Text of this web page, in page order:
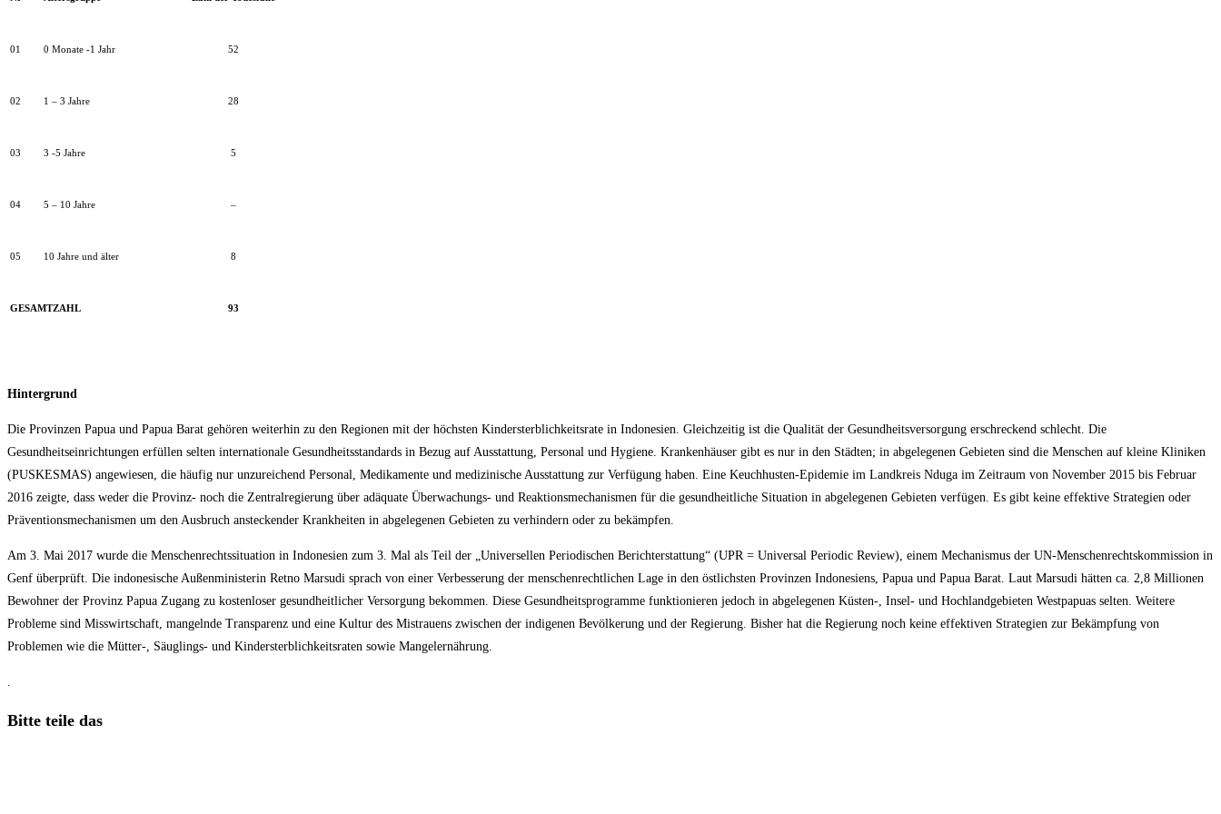
01 0 Monate -1 Jahr 52
02 1 – 3 Jahre 28
03 3 -5 Jahre 5
04 5 – 10 Jahre –
05 10 Jahre und älter 8
GESAMTZAHL 93
Hintergrund
Die Provinzen Papua und Papua Barat gehören weiterhin zu den Regionen mit der höchsten Kindersterblichkeitsrate in Indonesien. Gleichzeitig ist die Qualität der Gesundheitsversorgung erschreckend schlecht. Die
Gesundheitseinrichtungen erfüllen selten internationale Gesundheitsstandards in Bezug auf Ausstattung, Personal und Hygiene. Krankenhäuser gibt es nur in den Städten; in abgelegenen Gebieten sind die Menschen auf kleine Kliniken
(PUSKESMAS) angewiesen, die häufig nur unzureichend Personal, Medikamente und medizinische Ausstattung zur Verfügung haben. Eine Keuchhusten-Epidemie im Landkreis Nduga im Zeitraum von November 2015 bis Februar
2016 zeigte, dass weder die Provinz- noch die Zentralregierung über adäquate Überwachungs- und Reaktionsmechanismen für die gesundheitliche Situation in abgelegenen Gebieten verfügen. Es gibt keine effektive Strategien oder
Präventionsmechanismen um den Ausbruch ansteckender Krankheiten in abgelegenen Gebieten zu verhindern oder zu bekämpfen.
Am 3. Mai 2017 wurde die Menschenrechtssituation in Indonesien zum 3. Mal als Teil der „Universellen Periodischen Berichterstattung“ (UPR = Universal Periodic Review), einem Mechanismus der UN-Menschenrechtskommission in
Genf überprüft. Die indonesische Außenministerin Retno Marsudi sprach von einer Verbesserung der menschenrechtlichen Lage in den östlichsten Provinzen Indonesiens, Papua und Papua Barat. Laut Marsudi hätten ca. 2,8 Millionen
Bewohner der Provinz Papua Zugang zu kostenloser gesundheitlicher Versorgung bekommen. Diese Gesundheitsprogramme funktionieren jedoch in abgelegenen Küsten-, Insel- und Hochlandgebieten Westpapuas selten. Weitere
Probleme sind Misswirtschaft, mangelnde Transparenz und eine Kultur des Mistrauens zwischen der indigenen Bevölkerung und der Regierung. Bisher hat die Regierung noch keine effektiven Strategien zur Bekämpfung von
Problemen wie die Mütter-, Säuglings- und Kindersterblichkeitsraten sowie Mangelernährung.
.
Bitte teile dasDiesen